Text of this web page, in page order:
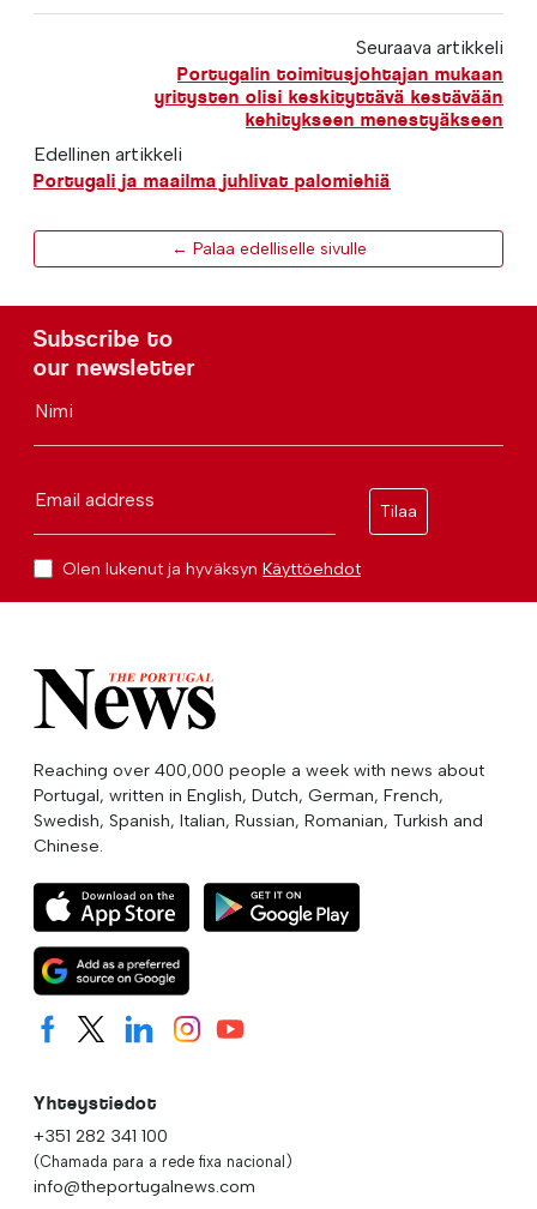
Seuraava artikkeli
Portugalin toimitusjohtajan mukaan
yritysten olisi keskityttävä kestävään
kehitykseen menestyäkseen
Edellinen artikkeli
Portugali ja maailma juhlivat palomiehiä
← Palaa edelliselle sivulle
Subscribe to
our newsletter
Nimi
Email address
Tilaa
Olen lukenut ja hyväksyn Käyttöehdot
Reaching over 400,000 people a week with news about
Portugal, written in English, Dutch, German, French,
Swedish, Spanish, Italian, Russian, Romanian, Turkish and
Chinese.
Yhteystiedot
+351 282 341 100
(Chamada para a rede fixa nacional)
info@theportugalnews.com